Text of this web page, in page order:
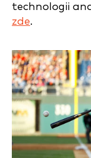
technologii
zde.